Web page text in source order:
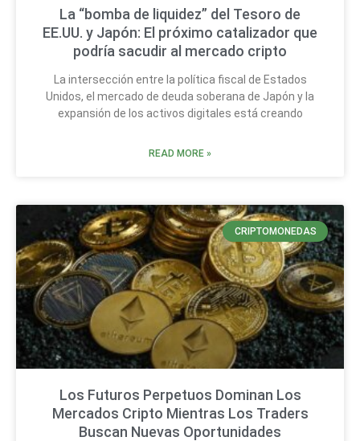
La “bomba de liquidez” del Tesoro de
EE.UU. y Japón: El próximo catalizador que
podría sacudir al mercado cripto
La intersección entre la política fiscal de Estados
Unidos, el mercado de deuda soberana de Japón y la
expansión de los activos digitales está creando
READ MORE »
CRIPTOMONEDAS
Los Futuros Perpetuos Dominan Los
Mercados Cripto Mientras Los Traders
Buscan Nuevas Oportunidades